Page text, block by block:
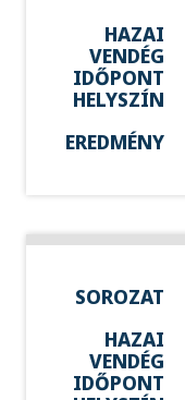
HAZAI
VENDÉG
IDŐPONT
HELYSZÍN
EREDMÉNY
SOROZAT
HAZAI
VENDÉG
IDŐPONT